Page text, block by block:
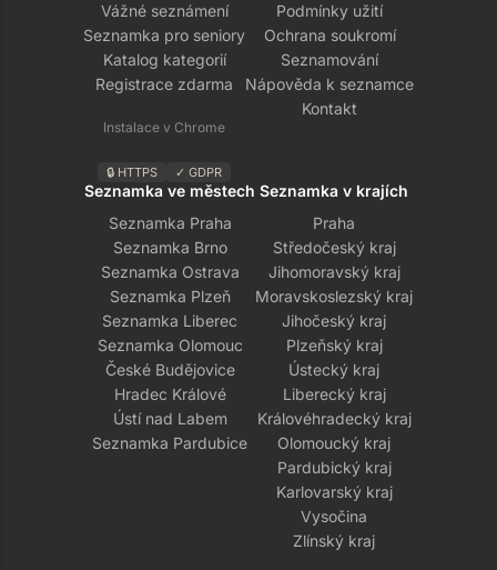
Vážné seznámení
Seznamka pro seniory
Katalog kategorií
Registrace zdarma
Instalace v Chrome
🔒 HTTPS ✓ GDPR
Podmínky užití
Ochrana soukromí
Seznamování
Nápověda k seznamce
Kontakt
Seznamka ve městech
Seznamka Praha
Seznamka Brno
Seznamka Ostrava
Seznamka Plzeň
Seznamka Liberec
Seznamka Olomouc
České Budějovice
Hradec Králové
Ústí nad Labem
Seznamka Pardubice
Seznamka v krajích
Praha
Středočeský kraj
Jihomoravský kraj
Moravskoslezský kraj
Jihočeský kraj
Plzeňský kraj
Ústecký kraj
Liberecký kraj
Královéhradecký kraj
Olomoucký kraj
Pardubický kraj
Karlovarský kraj
Vysočina
Zlínský kraj